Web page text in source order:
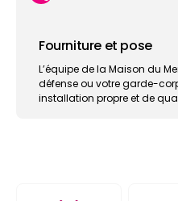
Fourniture et pose
L’équipe de la Maison du
défense ou votre garde-
installation propre et de